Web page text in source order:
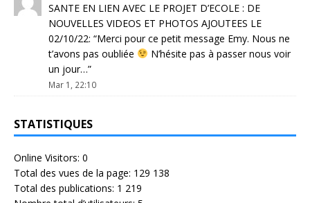
SANTE EN LIEN AVEC LE PROJET D’ECOLE : DE
NOUVELLES VIDEOS ET PHOTOS AJOUTEES LE
02/10/22: “Merci pour ce petit message Emy. Nous ne
t’avons pas oubliée
N’hésite pas à passer nous voir
un jour…”
Mar 1, 22:10
STATISTIQUES
Online Visitors: 0
Total des vues de la page: 129 138
Total des publications: 1 219